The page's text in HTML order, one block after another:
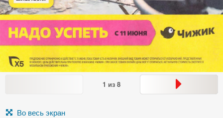
1 из 8
Во весь экран